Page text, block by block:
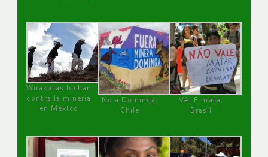
Wirakutas luchan
contra la minería
en México
No a Dominga,
Chile
VALE mata,
Brasil